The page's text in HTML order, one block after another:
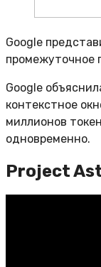
Google
промежуточное
Google
контекстное
миллионов
одновременно.
Project